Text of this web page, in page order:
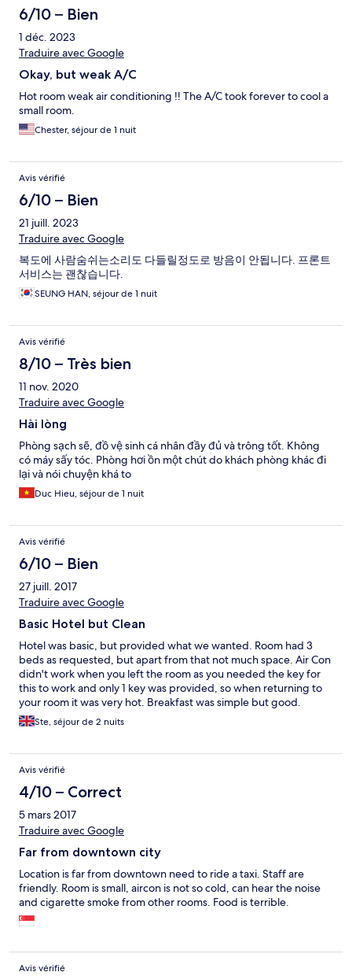
6/10 – Bien
1 déc. 2023
Traduire avec Google
Okay, but weak A/C
Hot room weak air conditioning !! The A/C took forever to cool a
small room.
Chester, séjour de 1 nuit
Avis vérifié
6/10 – Bien
21 juill. 2023
Traduire avec Google
복도에 사람숨쉬는소리도 다들릴정도로 방음이 안됩니다. 프론트
서비스는 괜찮습니다.
SEUNG HAN, séjour de 1 nuit
Avis vérifié
8/10 – Très bien
11 nov. 2020
Traduire avec Google
Hài lòng
Phòng sạch sẽ, đồ vệ sinh cá nhân đầy đủ và trông tốt. Không
có máy sấy tóc. Phòng hơi ồn một chút do khách phòng khác đi
lại và nói chuyện khá to
Duc Hieu, séjour de 1 nuit
Avis vérifié
6/10 – Bien
27 juill. 2017
Traduire avec Google
Basic Hotel but Clean
Hotel was basic, but provided what we wanted. Room had 3
beds as requested, but apart from that not much space. Air Con
didn't work when you left the room as you needed the key for
this to work and only 1 key was provided, so when returning to
your room it was very hot. Breakfast was simple but good.
Location was good and quite central to most places. Staff great
Ste, séjour de 2 nuits
Avis vérifié
4/10 – Correct
5 mars 2017
Traduire avec Google
Far from downtown city
Location is far from downtown need to ride a taxi. Staff are
friendly. Room is small, aircon is not so cold, can hear the noise
and cigarette smoke from other rooms. Food is terrible.
Avis vérifié